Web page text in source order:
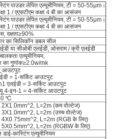
पाउडर लेपित एल्यूमीनियम, टी = 50-55μm।
1 / एएसटीएम कक्षा 4 बी का आसंजन
पाउडर लेपित एल्यूमीनियम, टी = 50-55μm।
1 / एएसटीएम कक्षा 4 बी का आसंजन
दक्षता≥90%
का सिलिकॉन डबल सील
या सीओबी एलईडी, ओसराम / क्री एलईडी
एल्यूमीनियम,
का गुणांक≥2.0w/mk
आउटपुट
= 1-सर्किट आउटपुट
एलईडी = 3-सर्किट आउटपुट
4-इन-1 = 4-सर्किट आउटपुट
℃
2X1.0mm^2, L=2m (कम वोल्टेज)
L=2m (उच्च वोल्टेज)
4X0.75mm^2, L=2m (RGB के लिए)
5X0.5mm^2, L=2m (RGBW के लिए)
डाई-कास्टिंग एल्यूमीनियम